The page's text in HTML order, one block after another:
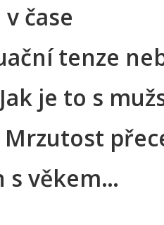
čase
tenze
je to s
s věkem…